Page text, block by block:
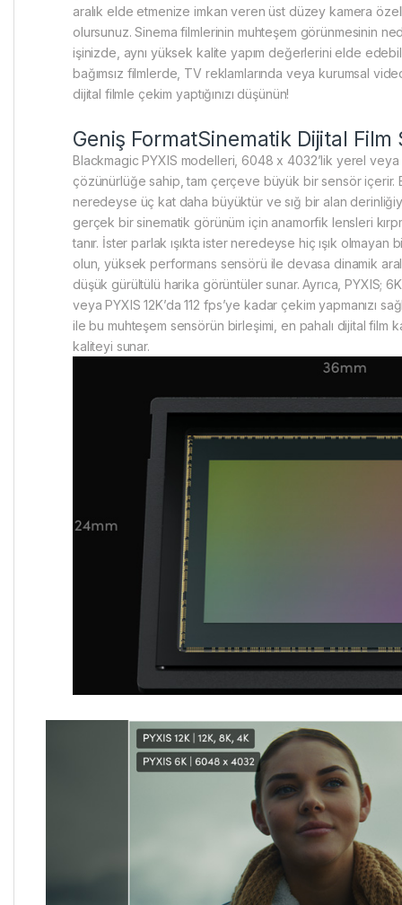
aralık elde etmenize imkan veren üst düzey kamera
olursunuz. Sinema filmlerinin muhteşem görünmesinin
işinizde, aynı yüksek kalite yapım değerlerini elde
bağımsız filmlerde, TV reklamlarında veya kurumsal
dijital filmle çekim yaptığınızı düşünün!
Geniş FormatSinematik Dijital Film
Blackmagic PYXIS modelleri, 6048 x 4032’lik yerel
çözünürlüğe sahip, tam çerçeve büyük bir sensör içerir.
neredeyse üç kat daha büyüktür ve sığ bir alan
gerçek bir sinematik görünüm için anamorfik lensleri
tanır. İster parlak ışıkta ister neredeyse hiç ışık
olun, yüksek performans sensörü ile devasa dinamik
düşük gürültülü harika görüntüler sunar. Ayrıca, PYXIS;
veya PYXIS 12K’da 112 fps’ye kadar çekim yapmanızı
ile bu muhteşem sensörün birleşimi, en pahalı dijital film
kaliteyi sunar.